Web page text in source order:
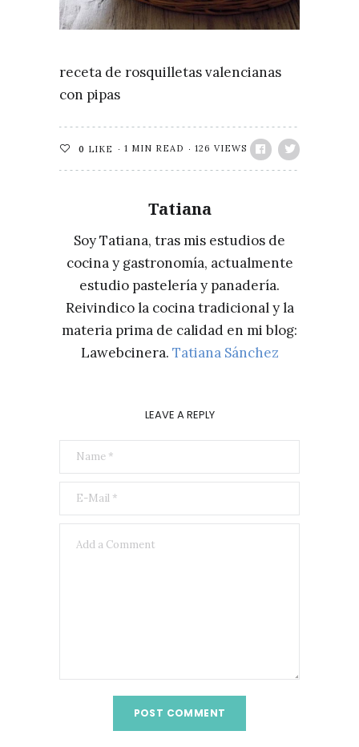
receta de rosquilletas valencianas
con pipas
0 LIKE 1 MIN READ 126 VIEWS
Tatiana
Soy Tatiana, tras mis estudios de
cocina y gastronomía, actualmente
estudio pastelería y panadería.
Reivindico la cocina tradicional y la
materia prima de calidad en mi blog:
Lawebcinera. Tatiana Sánchez
LEAVE A REPLY